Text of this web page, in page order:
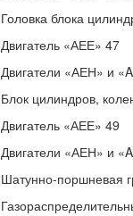
Головка блока
Двигатель «АЕЕ» 47
Двигатели «АЕН» и
Блок цилиндров,
Двигатель «АЕЕ» 49
Двигатели «АЕН» и
Шатунно-поршневая